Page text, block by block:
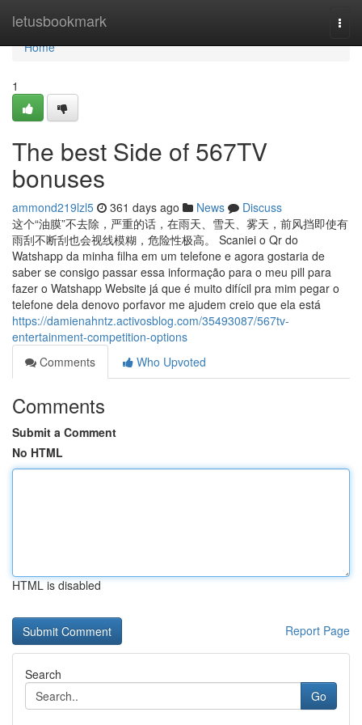
letusbookmark
Home
Home
1
The best Side of 567TV
bonuses
ammond219lzl5 361 days ago News
Discuss
这个“油膜”不去除，严重的话，在雨天、雪天、雾天，前风挡即使有
雨刮不断刮也会视线模糊，危险性极高。 Scaniei o Qr do
Watshapp da minha filha em um telefone e agora gostaria de
saber se consigo passar essa informação para o meu pill para
fazer o Watshapp Website já que é muito difícil pra mim pegar o
telefone dela denovo porfavor me ajudem creio que ela está
https://damienahntz.activosblog.com/35493087/567tv-
entertainment-competition-options
Comments
Who Upvoted
Comments
Submit a Comment
No HTML
HTML is disabled
Report Page
Search
Go